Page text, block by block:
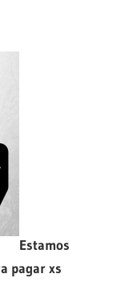
Estamos
pagar xs